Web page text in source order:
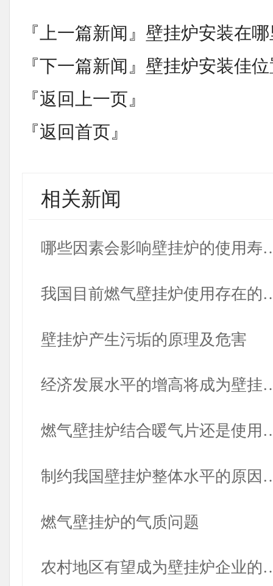
『上一篇新闻』 壁挂炉安装在
『下一篇新闻』 壁挂炉安装佳
『返回上一页』
『返回首页』
相关新闻
哪些因素会影响壁挂炉的使用寿
我国目前燃气壁挂炉使用存在的
壁挂炉产生污垢的原理及危害
经济发展水平的增高将成为壁挂
燃气壁挂炉结合暖气片还是使用
制约我国壁挂炉整体水平的原因
燃气壁挂炉的气质问题
农村地区有望成为壁挂炉企业的